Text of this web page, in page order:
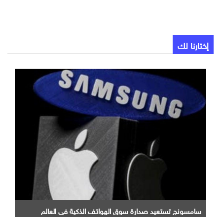
إختارنا لك
سامسونج تستعيد صدارة سوق الهواتف الذكية في العالم